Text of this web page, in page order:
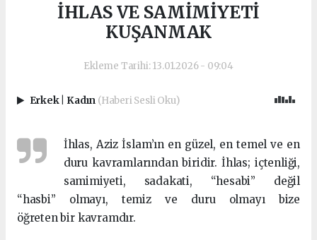
İHLAS VE SAMİMİYETİ
KUŞANMAK
Ekleme Tarihi: 13.01.2026 - 09:04
Erkek Kadın (Haberi Sesli Oku)
İhlas, Aziz İslam’ın en güzel, en temel ve en
duru kavramlarından biridir. İhlas; içtenliği,
samimiyeti, sadakati, “hesabi” değil
“hasbi” olmayı, temiz ve duru olmayı bize
öğreten bir kavramdır.